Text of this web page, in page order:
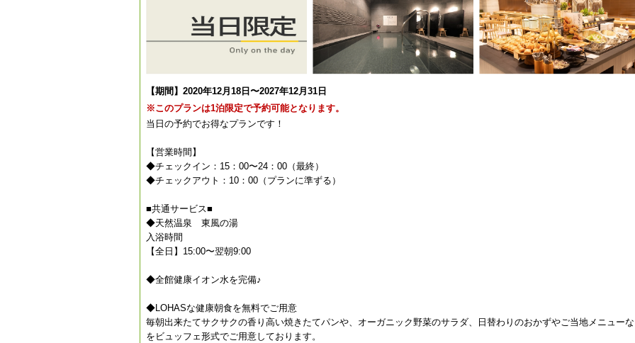
【期間】2020年12月18日〜2027年12月31日
※このプランは1泊限定で予約可能となります。
当日の予約でお得なプランです！
【営業時間】
◆チェックイン：15：00〜24：00（最終）
◆チェックアウト：10：00（プランに準ずる）
■共通サービス■
◆天然温泉 東風の湯
入浴時間
【全日】15:00〜翌朝9:00
◆全館健康イオン水を完備♪
◆LOHASな健康朝食を無料でご用意
毎朝出来たてサクサクの香り高い焼きたてパンや、オーガニック野菜のサラダ、日替わりのおかずやご当地メニュー
をビュッフェ形式でご用意しております。